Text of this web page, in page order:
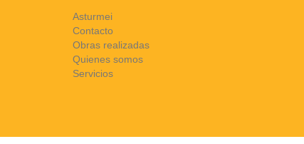
Asturmei
Contacto
Obras realizadas
Quienes somos
Servicios